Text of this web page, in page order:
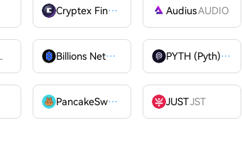
Cryptex Finance AudiusAUDIO
Billions Network PYTH (Pyth)
PYTH
PancakeSwap JUSTJST